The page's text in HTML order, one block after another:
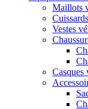
Maillots
Vestes
Casques